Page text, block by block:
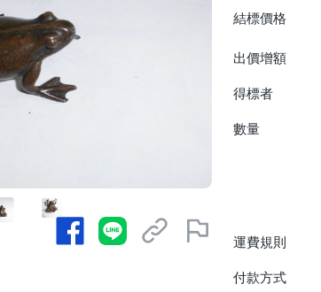
結標價格
出價增額
得標者
數量
運費規則
付款方式